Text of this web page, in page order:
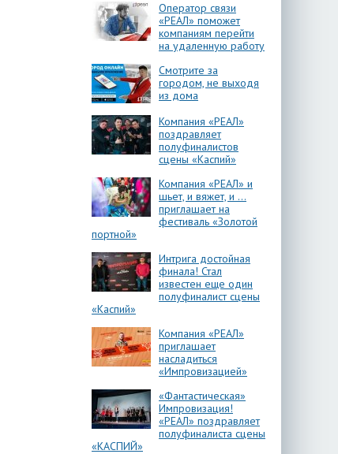
Оператор связи
«РЕАЛ» поможет
компаниям перейти
на удаленную работу
Смотрите за
городом, не выходя
из дома
Компания «РЕАЛ»
поздравляет
полуфиналистов
сцены «Каспий»
Компания «РЕАЛ» и
шьет, и вяжет, и …
приглашает на
фестиваль «Золотой
портной»
Интрига достойная
финала! Стал
известен еще один
полуфиналист сцены
«Каспий»
Компания «РЕАЛ»
приглашает
насладиться
«Импровизацией»
«Фантастическая»
Импровизация!
«РЕАЛ» поздравляет
полуфиналиста сцены
«КАСПИЙ»